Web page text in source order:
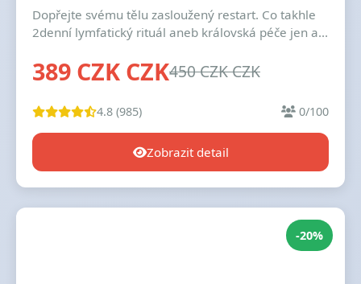
Dopřejte svému tělu zasloužený restart. Co takhle
2denní lymfatický rituál aneb královská péče jen a...
389 CZK CZK450 CZK CZK
4.8 (985) 0/100
Zobrazit detail
-20%